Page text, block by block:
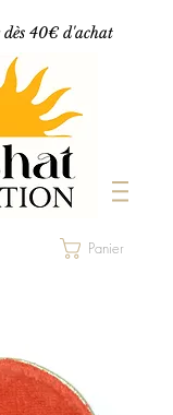
40€ d'achat
Panier